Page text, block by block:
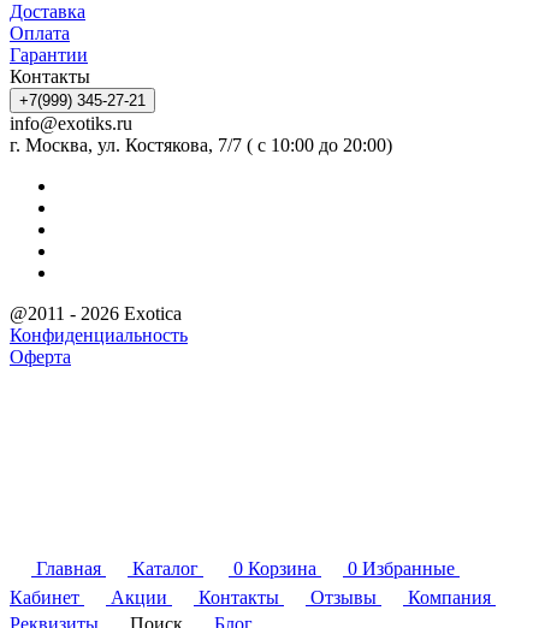
Доставка
Оплата
Гарантии
Контакты
+7(999) 345-27-21
info@exotiks.ru
г. Москва, ул. Костякова, 7/7 ( с 10:00 до 20:00)
@2011 - 2026 Exotica
Конфиденциальность
Оферта
Главная Каталог 0 Корзина 0 Избранные
Кабинет
Акции Контакты Отзывы
Компания